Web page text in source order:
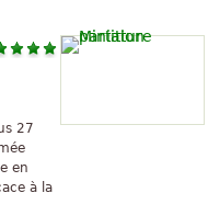
27
en
à la